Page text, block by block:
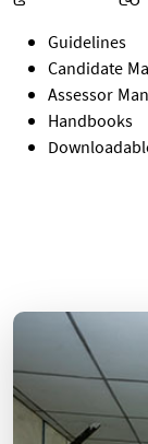
Guidelines
Candidate
Assessor
Handbooks